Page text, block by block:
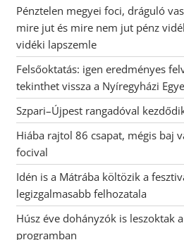
Pénztelen megyei foci, dráguló
mire jut és mire nem jut pénz
vidéki lapszemle
Felsőoktatás: igen eredményes
tekinthet vissza a Nyíregyházi
Szpari–Újpest rangadóval
Hiába rajtol 86 csapat, mégis baj
focival
Idén is a Mátrába költözik a
legizgalmasabb felhozatala
Húsz éve dohányzók is leszoktak
programban